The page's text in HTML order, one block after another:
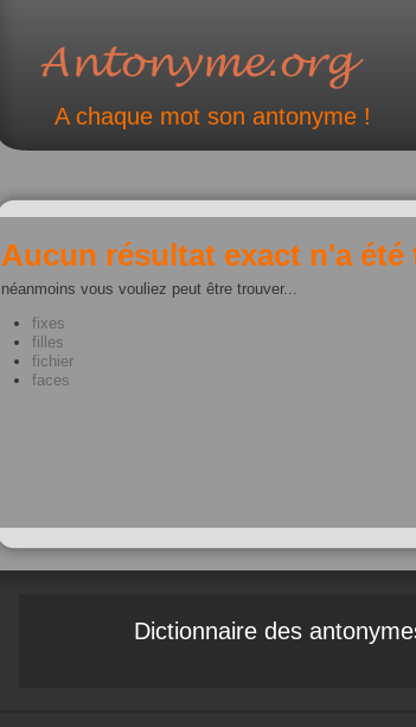
A chaque mot son antonyme !
Aucun résultat exact n'a été
néanmoins vous vouliez peut être trouver...
fixes
filles
fichier
faces
Dictionnaire des